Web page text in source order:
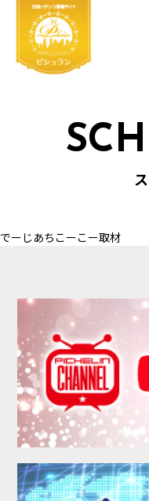
でーじあちこーこー取材